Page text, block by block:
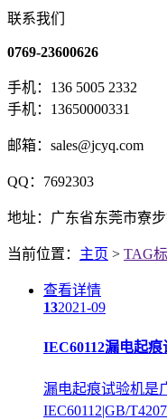
联系我们
0769-23600626
手机：136 5005 2332
手机：13650000331
邮箱：sales@jcyq.com
QQ：7692303
地址：广东省东莞市寮
当前位置： 主页 > TAG
查看详情
132021-09
IEC60112漏电起痕
漏电起痕试验机是
IEC60112|GB/